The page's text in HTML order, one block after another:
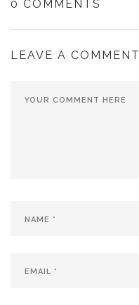
0 COMMENTS
LEAVE A COMMENT